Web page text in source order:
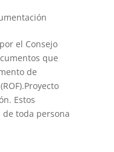
el Consejo
que
de
Estos
toda persona